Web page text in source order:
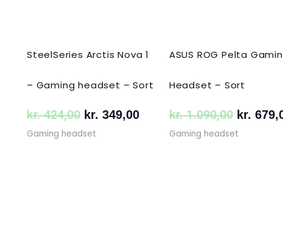
SteelSeries Arctis Nova 1
– Gaming headset – Sort
kr.424,00 kr. 349,00
Gaming headset
ASUS ROG Pelta
Headset – Sort
kr.1.090,00 kr.
Gaming headset